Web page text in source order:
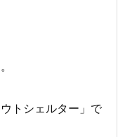
トシェルター」で